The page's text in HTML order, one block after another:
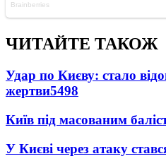
ЧИТАЙТЕ ТАКОЖ
Удар по Києву: стало
жертви5498
Київ під масованим
У Києві через атаку